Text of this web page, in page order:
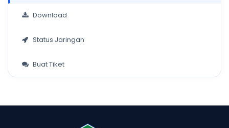
Download
Status Jaringan
Buat Tiket